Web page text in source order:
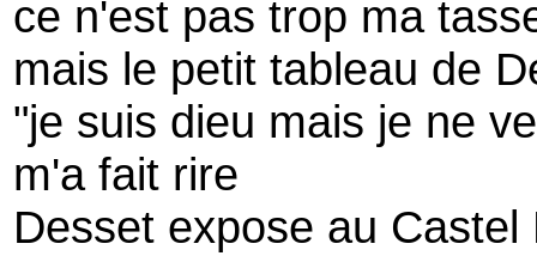
ce n'est pas trop ma
mais le petit tableau de
"je suis dieu mais je ne
m'a fait rire
Desset expose au Castel